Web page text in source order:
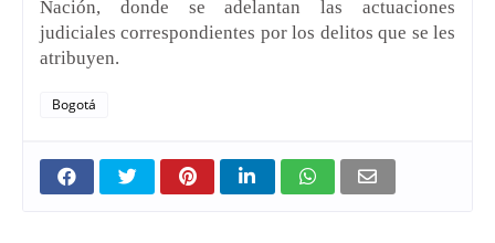
Nación, donde se adelantan las actuaciones
judiciales correspondientes por los delitos que se les
atribuyen.
Bogotá